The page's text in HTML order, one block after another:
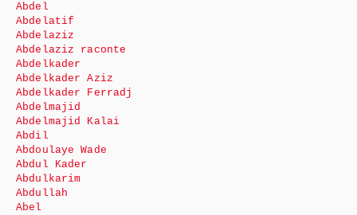
Abdel
Abdelatif
Abdelaziz
Abdelaziz raconte
Abdelkader
Abdelkader Aziz
Abdelkader Ferradj
Abdelmajid
Abdelmajid Kalai
Abdil
Abdoulaye Wade
Abdul Kader
Abdulkarim
Abdullah
Abel